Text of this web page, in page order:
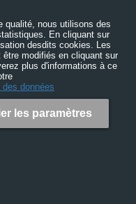
qualité, nous utilisons des
En cliquant sur
desdits cookies. Les
modifiés en cliquant sur
plus d'informations à ce
données
les paramètres